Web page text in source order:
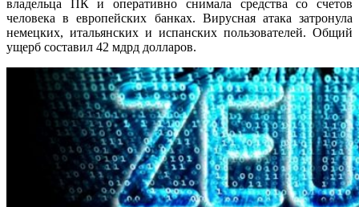
владельца ПК и оперативно снимала средства со счетов
человека в европейских банках. Вирусная атака затронула
немецких, итальянских и испанских пользователей. Общий
ущерб составил 42 мдрд долларов.